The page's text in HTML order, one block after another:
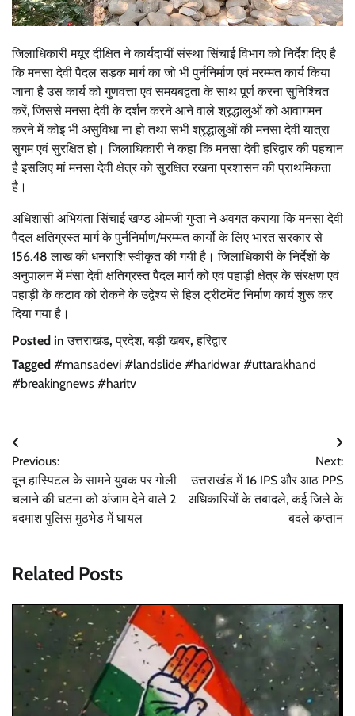
जिलाधिकारी मयूर दीक्षित ने कार्यदायीं संस्था सिंचाई विभाग को निर्देश दिए है
कि मनसा देवी पैदल सड़क मार्ग का जो भी पुर्ननिर्माण एवं मरम्मत कार्य किया
जाना है उस कार्य को गुणवत्ता एवं समयबद्वता के साथ पूर्ण करना सुनिश्चित
करें, जिससे मनसा देवी के दर्शन करने आने वाले श्रृद्धालुओं को आवागमन
करने में कोइ भी असुविधा ना हो तथा सभी श्रृद्धालुओं की मनसा देवी यात्रा
सुगम एवं सुरक्षित हो। जिलाधिकारी ने कहा कि मनसा देवी हरिद्वार की पहचान
है इसलिए मां मनसा देवी क्षेत्र को सुरक्षित रखना प्रशासन की प्राथमिकता
है।
अधिशासी अभियंता सिंचाई खण्ड ओमजी गुप्ता ने अवगत कराया कि मनसा देवी
पैदल क्षतिग्रस्त मार्ग के पुर्ननिर्माण/मरम्मत कार्यो के लिए भारत सरकार से
156.48 लाख की धनराशि स्वीकृत की गयी है। जिलाधिकारी के निर्देशों के
अनुपालन में मंसा देवी क्षतिग्रस्त पैदल मार्ग को एवं पहाड़ी क्षेत्र के संरक्षण एवं
पहाड़ी के कटाव को रोकने के उद्वेश्य से हिल ट्रीटमेंट निर्माण कार्य शुरू कर
दिया गया है।
Posted inउत्तराखंड,प्रदेश,बड़ी खबर,हरिद्वार
Tagged #mansadevi #landslide #haridwar #uttarakhand
#breakingnews #haritv
Post
navigation
Previous:
दून हास्पिटल के सामने युवक पर गोली
चलाने की घटना को अंजाम देने वाले 2
बदमाश पुलिस मुठभेड में घायल
Next:
उत्तराखंड में 16 IPS और आठ PPS
अधिकारियों के तबादले, कई जिले के
बदले कप्तान
Related Posts